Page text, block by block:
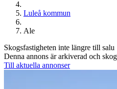
Luleå kommun
Ale
Skogsfastigheten inte längre till salu
Denna annons är arkiverad och
Till aktuella annonser